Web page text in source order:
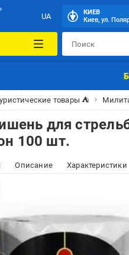
UA
КИЕВ
Киев, ул.
товары ⛺
для
100 шт.
Описание Характеристики